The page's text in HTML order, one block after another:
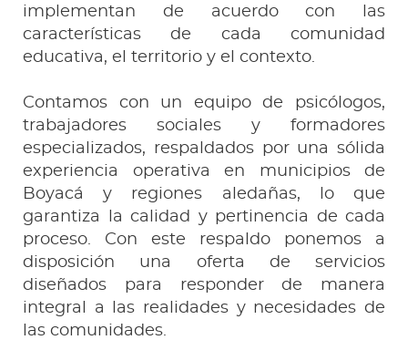
implementan de acuerdo con las
características de cada comunidad
educativa, el territorio y el contexto.
Contamos con un equipo de psicólogos,
trabajadores sociales y formadores
especializados, respaldados por una sólida
experiencia operativa en municipios de
Boyacá y regiones aledañas, lo que
garantiza la calidad y pertinencia de cada
proceso. Con este respaldo ponemos a
disposición una oferta de servicios
diseñados para responder de manera
integral a las realidades y necesidades de
las comunidades.